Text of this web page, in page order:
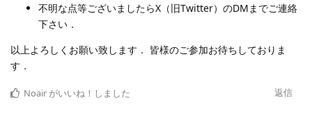
不明な点等ございましたらX（旧Twitter）のDMまでご連絡
下さい．
以上よろしくお願い致します． 皆様のご参加お待ちしておりま
す．
返信
Noair がいいね！しました